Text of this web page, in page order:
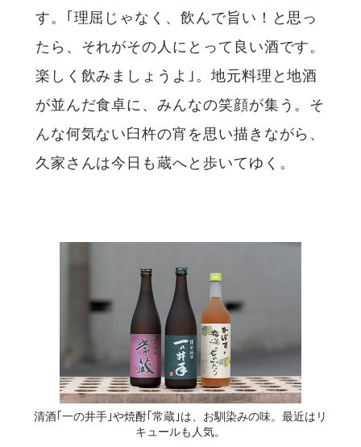
す。｢理屈じゃなく、飲んで旨い！と思っ
たら、それがその人にとって良い酒です。
楽しく飲みましょうよ｣。地元料理と地酒
が並んだ食卓に、みんなの笑顔が集う。そ
んな何気ない臼杵の宵を思い描きながら、
久家さんは今日も蔵へと歩いてゆく。
清酒｢一の井手｣や焼酎｢常蔵｣は、お馴染みの味。最近はリ
キュールも人気。